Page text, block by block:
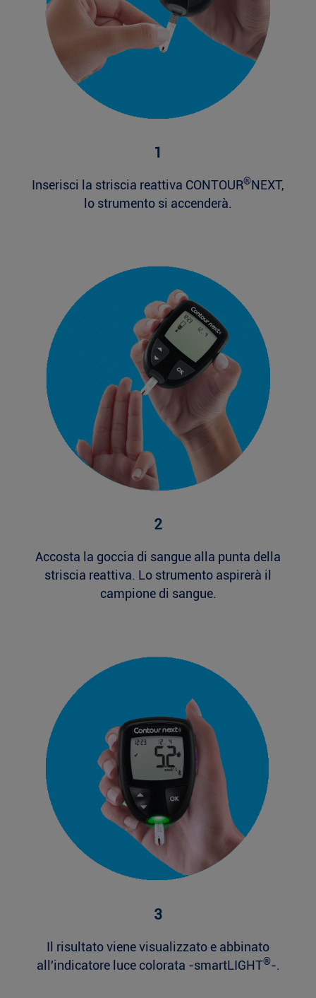
1
Inserisci la striscia reattiva CONTOUR®NEXT,
lo strumento si accenderà.
2
Accosta la goccia di sangue alla punta della
striscia reattiva. Lo strumento aspirerà il
campione di sangue.
3
Il risultato viene visualizzato e abbinato
all'indicatore luce colorata -smartLIGHT®-.